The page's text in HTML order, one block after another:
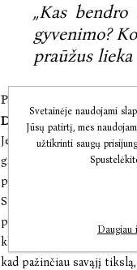
„Kas
gyvenimo?
praūžus
Patrik Svensson
Damaševičius).
Jei pagalvosite, kad tai
gamtiška knyga, bet iš
praslysta ir neapčiuopta
Sunkiai su kuo nors
paralelių pilna knyga.
klausimus apie
kad pažinčiau savąjį
Svetainėje naudojami
Jūsų patirtį, mes
užtikrinti saugų
Daugiau